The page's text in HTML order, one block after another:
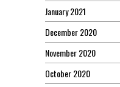
January 2021
December 2020
November 2020
October 2020